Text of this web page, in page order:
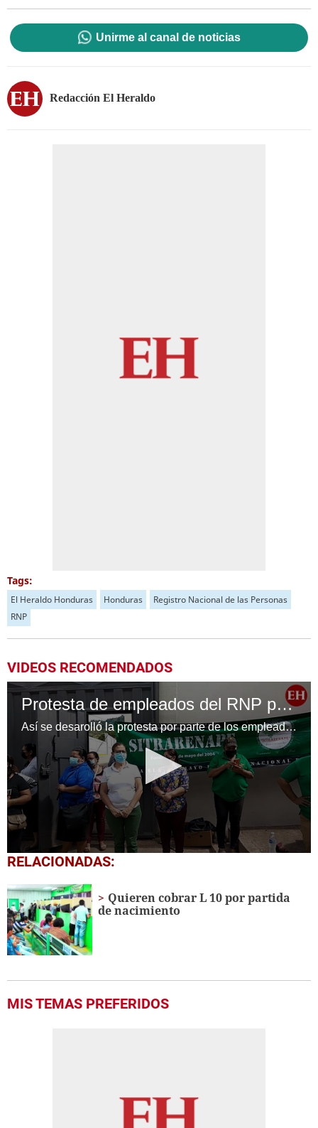
Unirme al canal de noticias
Redacción El Heraldo
Tags:
El Heraldo Honduras Honduras
Registro Nacional de las Personas
RNP
VIDEOS RECOMENDADOS
Protesta de empleados del RNP por aumento salarial
Así se desarolló la protesta por parte de los empleados del Registro Nacional de las Personas (RNP) para exigir a las autoridades el cumplimiento del aumento salarial. Video: Marvin Salgado | EL HERALDO
0
seconds
1
minute,
17
seconds
RELACIONADAS:
Quieren cobrar L 10 por partida
de nacimiento
MIS TEMAS PREFERIDOS